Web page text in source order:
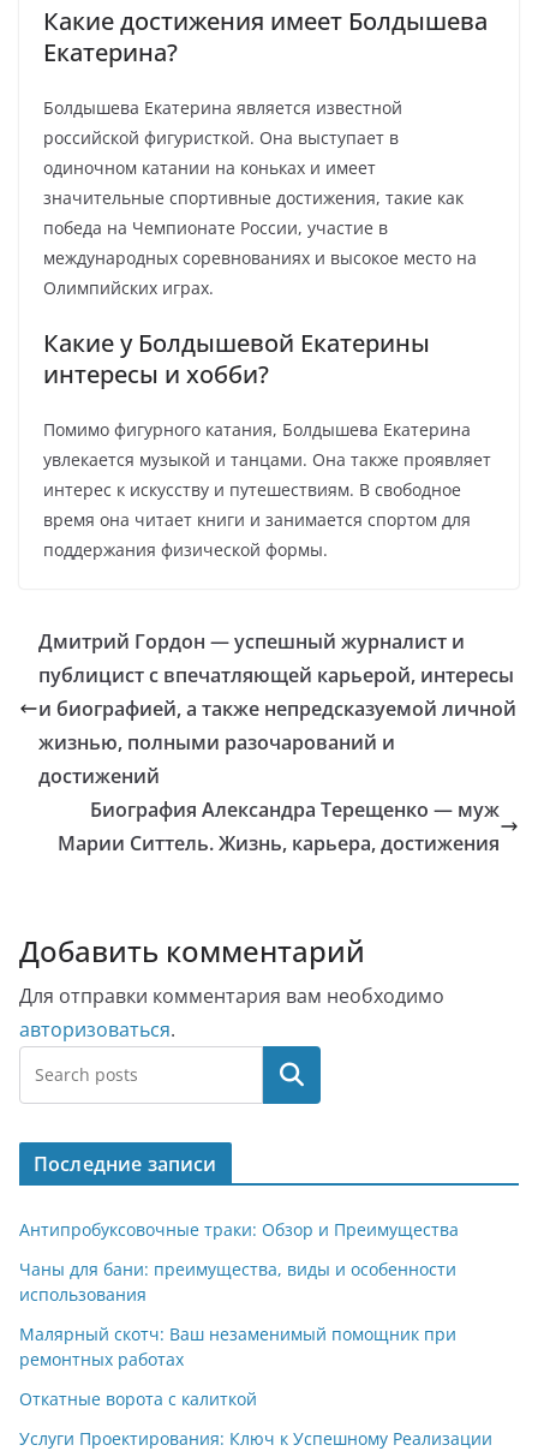
Какие достижения имеет Болдышева
Екатерина?
Болдышева Екатерина является известной
российской фигуристкой. Она выступает в
одиночном катании на коньках и имеет
значительные спортивные достижения, такие как
победа на Чемпионате России, участие в
международных соревнованиях и высокое место на
Олимпийских играх.
Какие у Болдышевой Екатерины
интересы и хобби?
Помимо фигурного катания, Болдышева Екатерина
увлекается музыкой и танцами. Она также проявляет
интерес к искусству и путешествиям. В свободное
время она читает книги и занимается спортом для
поддержания физической формы.
Дмитрий Гордон — успешный журналист и
публицист с впечатляющей карьерой, интересы
и биографией, а также непредсказуемой личной
жизнью, полными разочарований и
достижений
Биография Александра Терещенко — муж
Марии Ситтель. Жизнь, карьера, достижения
Добавить комментарий
Для отправки комментария вам необходимо
авторизоваться.
Поиск
Последние записи
Антипробуксовочные траки: Обзор и Преимущества
Чаны для бани: преимущества, виды и особенности
использования
Малярный скотч: Ваш незаменимый помощник при
ремонтных работах
Откатные ворота с калиткой
Услуги Проектирования: Ключ к Успешному Реализации